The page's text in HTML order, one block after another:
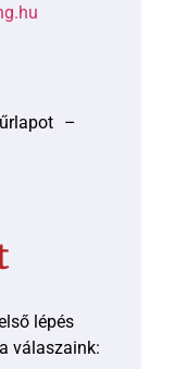
–
lépés
válaszaink: